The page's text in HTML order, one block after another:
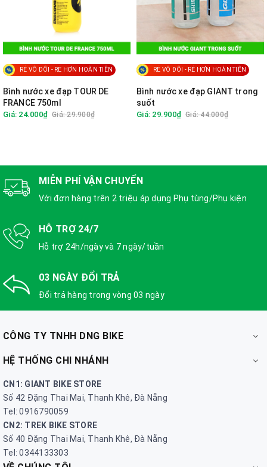
RẺ VÔ ĐỐI - RẺ HƠN HOÀN TIỀN
Bình nước xe đạp TOUR DE
FRANCE 750ml
Giá: 24.000₫ Giá: 29.900₫
RẺ VÔ ĐỐI - RẺ HƠN HOÀN TIỀN
Bình nước xe đạp GIANT trong
suốt
Giá: 29.900₫ Giá: 44.000₫
MIỄN PHÍ VẬN CHUYỂN
Với đơn hàng trên 2 triệu áp dụng Phụ tùng/Phụ kiện
HỖ TRỢ 24/7
Hỗ trợ 24h/ngày và 7 ngày/tuần
03 NGÀY ĐỔI TRẢ
Đổi trả hàng trong vòng 03 ngày
CÔNG TY TNHH DNG BIKE
HỆ THỐNG CHI NHÁNH
CN1: GIANT BIKE STORE
Số 42 Đặng Thai Mai, Thanh Khê, Đà Nẵng
Tel: 0916790059
CN2: TREK BIKE STORE
Số 40 Đặng Thai Mai, Thanh Khê, Đà Nẵng
Tel: 0344133303